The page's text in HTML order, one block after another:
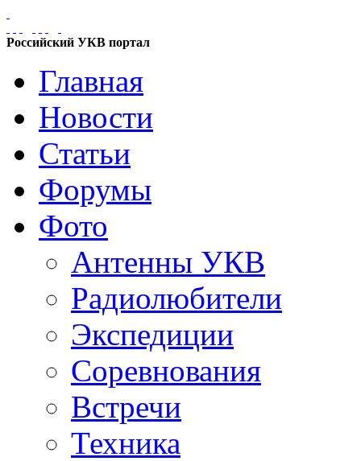
Российский УКВ портал
Главная
Новости
Статьи
Форумы
Фото
Антенны УКВ
Радиолюбители
Экспедиции
Соревнования
Встречи
Техника